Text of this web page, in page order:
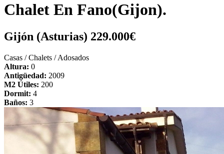
Chalet En Fano(Gijon).
Gijón (Asturias) 229.000€
Casas / Chalets / Adosados
Altura: 0
Antigüedad: 2009
M2 Útiles: 200
Dormit: 4
Baños: 3